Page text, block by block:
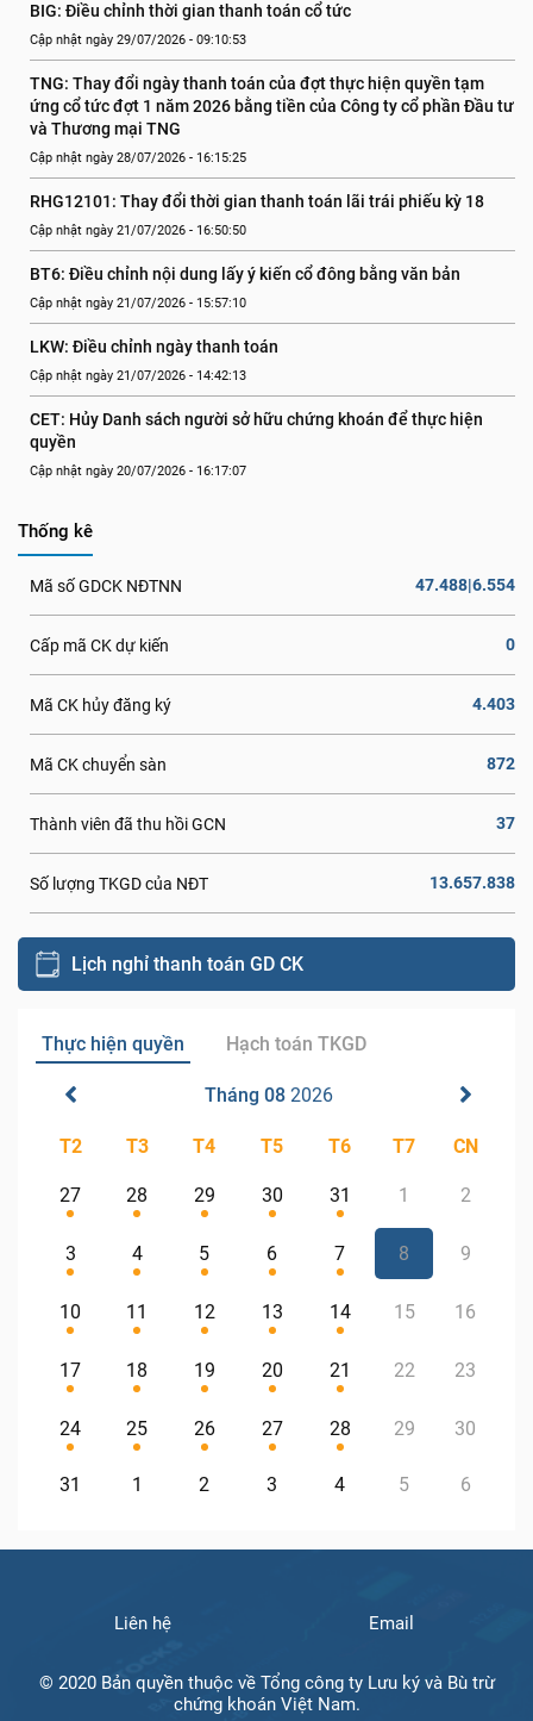
BIG: Điều chỉnh thời gian thanh toán cổ tức
Cập nhật ngày 29/07/2026 - 09:10:53
TNG: Thay đổi ngày thanh toán của đợt thực hiện quyền tạm
ứng cổ tức đợt 1 năm 2026 bằng tiền của Công ty cổ phần Đầu tư
và Thương mại TNG
Cập nhật ngày 28/07/2026 - 16:15:25
RHG12101: Thay đổi thời gian thanh toán lãi trái phiếu kỳ 18
Cập nhật ngày 21/07/2026 - 16:50:50
BT6: Điều chỉnh nội dung lấy ý kiến cổ đông bằng văn bản
Cập nhật ngày 21/07/2026 - 15:57:10
LKW: Điều chỉnh ngày thanh toán
Cập nhật ngày 21/07/2026 - 14:42:13
CET: Hủy Danh sách người sở hữu chứng khoán để thực hiện
quyền
Cập nhật ngày 20/07/2026 - 16:17:07
Thống kê
Mã số GDCK NĐTNN 47.488|6.554
Cấp mã CK dự kiến 0
Mã CK hủy đăng ký 4.403
Mã CK chuyển sàn 872
Thành viên đã thu hồi GCN 37
Số lượng TKGD của NĐT 13.657.838
Lịch nghỉ thanh toán GD CK
Thực hiện quyền Hạch toán TKGD
Tháng 08 2026
T2 T3 T4 T5 T6 T7 CN
27 28 29 30 31 1 2
3 4 5 6 7 8 9
10 11 12 13 14 15 16
17 18 19 20 21 22 23
24 25 26 27 28 29 30
31 1 2 3 4 5 6
Liên hệ Email
© 2020 Bản quyền thuộc về Tổng công ty Lưu ký và Bù trừ
chứng khoán Việt Nam.